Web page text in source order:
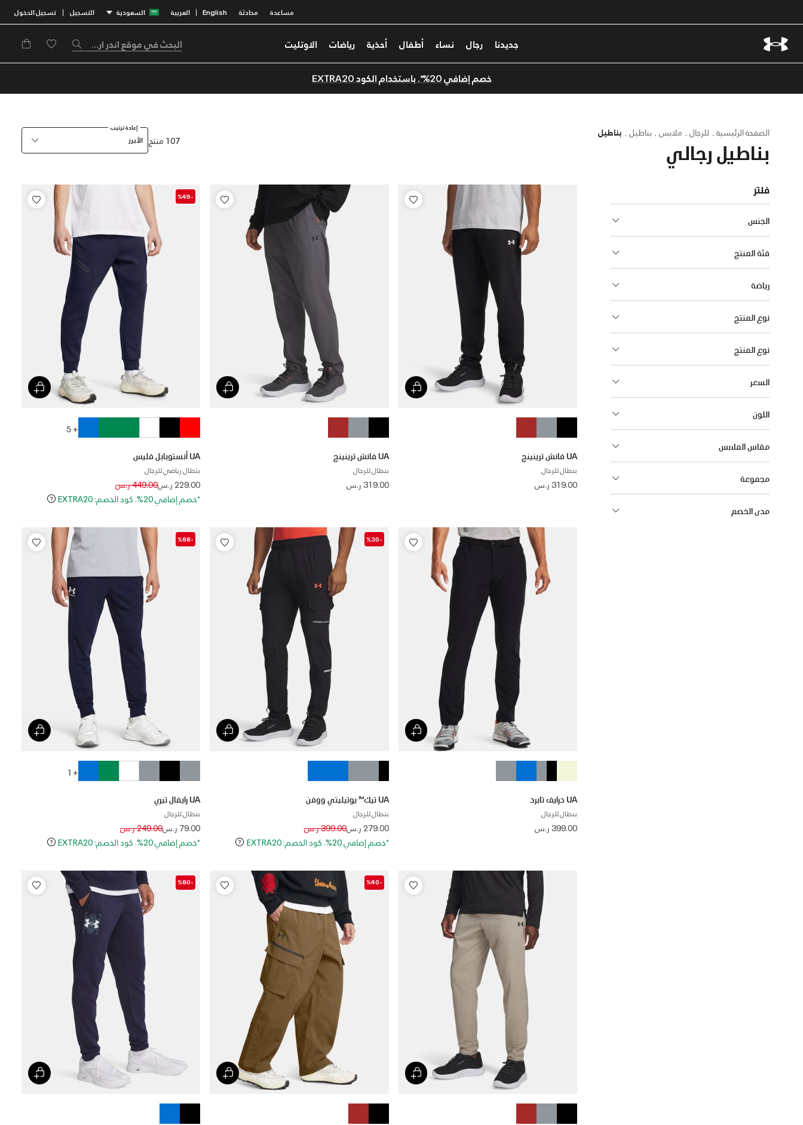
مساعدة محادثة English
| العربية السعودية التسجيل | تسجيل الدخول
جديدنا رجال نساء أطفال أحذية رياضات الاوتليت
خصم إضافي 20%*. باستخدام الكود EXTRA20
الصفحة الرئيسية للرجال ملابس بناطيل بناطيل
بناطيل رجالي 107 منتج
إعادة ترتيب
الأبرز
فلتر
الجنس
فئة المنتج
رياضة
نوع المنتج
نوع المنتج
السعر
اللون
مقاس الملابس
مجموعة
مدى الخصم
UA فانش ترينينج
بنطال للرجال
319.00 ر.س
UA فانش ترينينج
بنطال للرجال
319.00 ر.س
-%49
+ 5
UA أنستوبابل فليس
بنطال رياضي للرجال
229.00 ر.سPrice reduced from
449.00 ر.سto
*خصم إضافي 20%. كود الخصم: EXTRA20
UA درايف تابرد
بنطال للرجال
399.00 ر.س
-%30
UA تيك™ يوتيليتي ووفن
بنطال للرجال
279.00 ر.سPrice reduced from
399.00 ر.سto
*خصم إضافي 20%. كود الخصم: EXTRA20
-%68
+ 1
UA رايفال تيري
بنطال للرجال
79.00 ر.سPrice reduced from
249.00 ر.سto
*خصم إضافي 20%. كود الخصم: EXTRA20
-%40
-%60